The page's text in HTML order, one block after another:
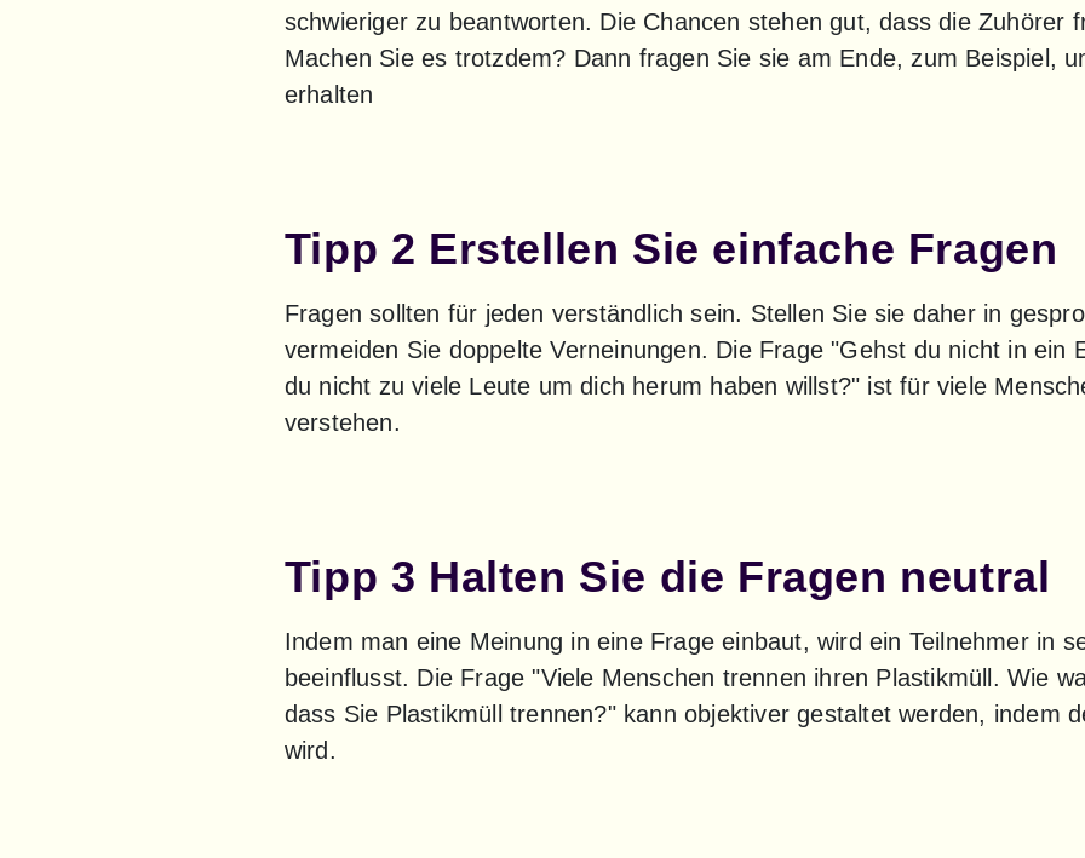
schwieriger zu beantworten. Die Chancen stehen gut, dass die Zuhörer
Machen Sie es trotzdem? Dann fragen Sie sie am Ende, zum Beispiel,
erhalten
Tipp 2 Erstellen Sie einfache Fragen
Fragen sollten für jeden verständlich sein. Stellen Sie sie daher in
vermeiden Sie doppelte Verneinungen. Die Frage "Gehst du nicht in ein
du nicht zu viele Leute um dich herum haben willst?" ist für viele
verstehen.
Tipp 3 Halten Sie die Fragen neutral
Indem man eine Meinung in eine Frage einbaut, wird ein Teilnehmer in
beeinflusst. Die Frage "Viele Menschen trennen ihren Plastikmüll. Wie
dass Sie Plastikmüll trennen?" kann objektiver gestaltet werden, indem
wird.